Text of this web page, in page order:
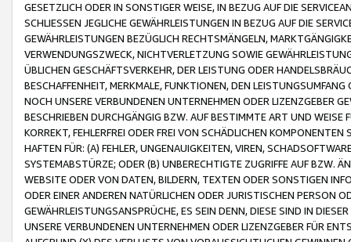
GESETZLICH ODER IN SONSTIGER WEISE, IN BEZUG AUF DIE
SCHLIESSEN JEGLICHE GEWÄHRLEISTUNGEN IN BEZUG AUF DIE
GEWÄHRLEISTUNGEN BEZÜGLICH RECHTSMÄNGELN,
VERWENDUNGSZWECK, NICHTVERLETZUNG SOWIE
ÜBLICHEN GESCHÄFTSVERKEHR, DER LEISTUNG ODER
BESCHAFFENHEIT, MERKMALE, FUNKTIONEN, DEN
NOCH UNSERE VERBUNDENEN UNTERNEHMEN ODER LIZENZGEBER
BESCHRIEBEN DURCHGÄNGIG BZW. AUF BESTIMMTE ART UND
KORREKT, FEHLERFREI ODER FREI VON SCHÄDLICHEN
HAFTEN FÜR: (A) FEHLER, UNGENAUIGKEITEN, VIREN,
SYSTEMABSTÜRZE; ODER (B) UNBERECHTIGTE ZUGRIFFE AUF BZW.
WEBSITE ODER VON DATEN, BILDERN, TEXTEN ODER SONSTIGEN
ODER EINER ANDEREN NATÜRLICHEN ODER JURISTISCHEN PERSON
GEWÄHRLEISTUNGSANSPRÜCHE, ES SEIN DENN, DIESE SIND IN
UNSERE VERBUNDENEN UNTERNEHMEN ODER LIZENZGEBER FÜR